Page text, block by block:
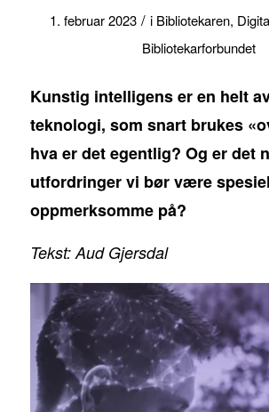
1. februar 2023 / i Bibliotekaren,
Bibliotekarforbundet
Kunstig intelligens er en helt
teknologi, som snart brukes
hva er det egentlig? Og er det
utfordringer vi bør være
oppmerksomme på?
Tekst: Aud Gjersdal